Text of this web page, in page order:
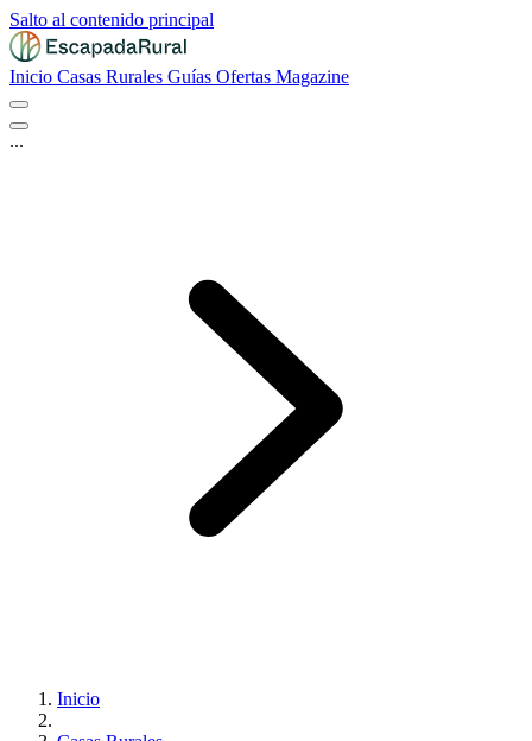
Salto al contenido principal
Inicio Casas Rurales Guías Ofertas Magazine
...
Inicio